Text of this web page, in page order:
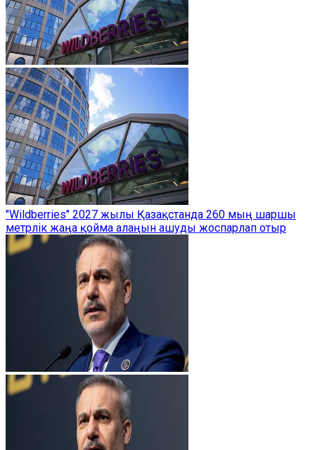
"Wildberries" 2027 жылы Қазақстанда 260 мың шаршы
метрлік жаңа қойма алаңын ашуды жоспарлап отыр